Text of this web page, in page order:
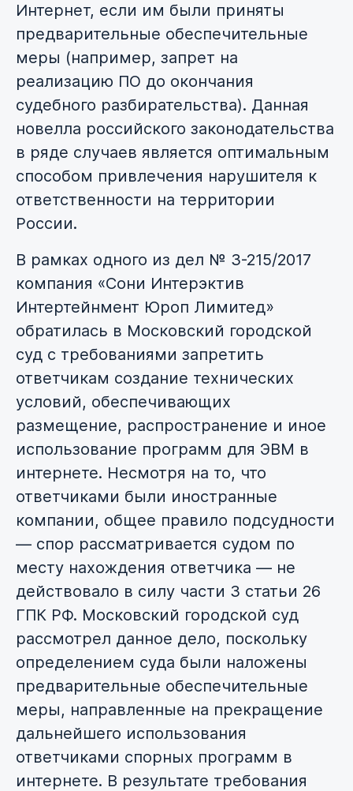
Интернет, если им были приняты
предварительные обеспечительные
меры (например, запрет на
реализацию ПО до окончания
судебного разбирательства). Данная
новелла российского законодательства
в ряде случаев является оптимальным
способом привлечения нарушителя к
ответственности на территории
России.
В рамках одного из дел № 3-215/2017
компания «Сони Интерэктив
Интертейнмент Юроп Лимитед»
обратилась в Московский городской
суд с требованиями запретить
ответчикам создание технических
условий, обеспечивающих
размещение, распространение и иное
использование программ для ЭВМ в
интернете. Несмотря на то, что
ответчиками были иностранные
компании, общее правило подсудности
— спор рассматривается судом по
месту нахождения ответчика — не
действовало в силу части 3 статьи 26
ГПК РФ. Московский городской суд
рассмотрел данное дело, поскольку
определением суда были наложены
предварительные обеспечительные
меры, направленные на прекращение
дальнейшего использования
ответчиками спорных программ в
интернете. В результате требования